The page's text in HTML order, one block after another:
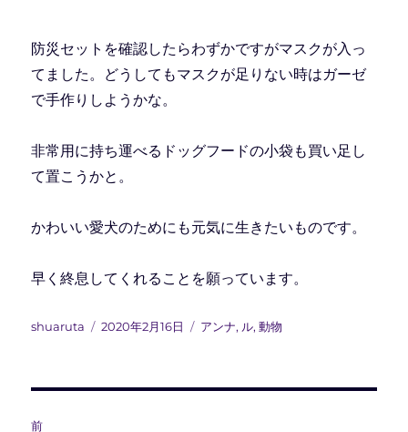
防災セットを確認したらわずかですがマスクが入っ
てました。どうしてもマスクが足りない時はガーゼ
で手作りしようかな。
非常用に持ち運べるドッグフードの小袋も買い足し
て置こうかと。
かわいい愛犬のためにも元気に生きたいものです。
早く終息してくれることを願っています。
投
shuaruta
投
2020年2月16日
カ
アンナ, ル,動物
前